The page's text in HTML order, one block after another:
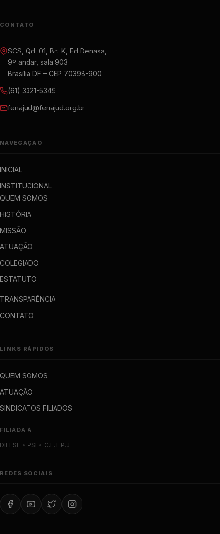
CONTATO
SCS, Qd. 01, Bc. K, Ed Denasa,
9º andar, sala 903
Brasília DF – CEP 70398-900
(61) 3321-5349
fenajud@fenajud.org.br
NAVEGAÇÃO
INICIAL
INSTITUCIONAL
QUEM SOMOS
HISTÓRIA
MISSÃO
ATUAÇÃO
COLEGIADO
ESTATUTO
TRANSPARÊNCIA
CONTATO
LINKS RÁPIDOS
QUEM SOMOS
ATUAÇÃO
SINDICATOS FILIADOS
FILIADA À
DIEESE • PSI • C.L.T.P.J
REDES SOCIAIS